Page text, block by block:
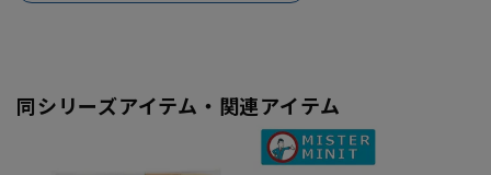
同シリーズアイテム・関連アイテム